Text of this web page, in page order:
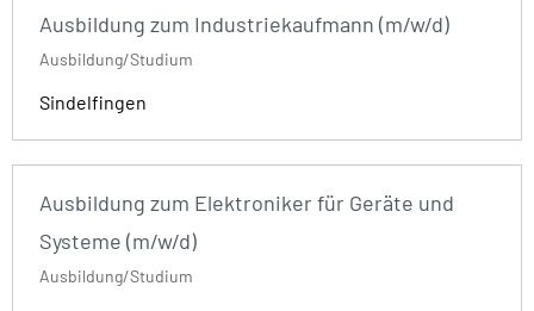
Ausbildung zum Industriekaufmann (m/w/d)
Ausbildung/Studium
Sindelfingen
Ausbildung zum Elektroniker für Geräte und
Systeme (m/w/d)
Ausbildung/Studium